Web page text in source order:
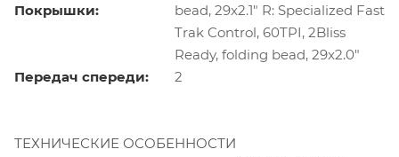
Покрышки:
bead, 29x2.1" R: Specialized Fast
Trak Control, 60TPI, 2Bliss
Ready, folding bead, 29x2.0"
Передач спереди:
2
ТЕХНИЧЕСКИЕ ОСОБЕННОСТИ